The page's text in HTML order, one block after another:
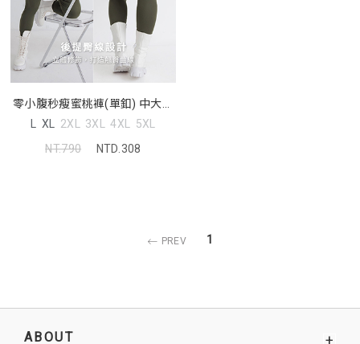
零小腹秒瘦蜜桃褲(單釦) 中大尺
碼褲子
L XL 2XL 3XL 4XL 5XL
NT.790
NTD.308
PREV 1
ABOUT